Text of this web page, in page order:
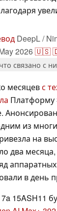
DeepL /
2026🇺🇸
связано с
месяцевс
Платформу
из
на
два
в день
15ASH11